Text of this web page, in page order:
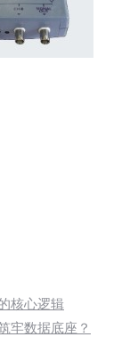
核心逻辑
牢数据底座？